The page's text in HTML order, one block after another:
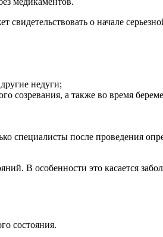
о начале
недуги;
созревания, а также во время
специалисты после проведения
В особенности это касается
состояния.